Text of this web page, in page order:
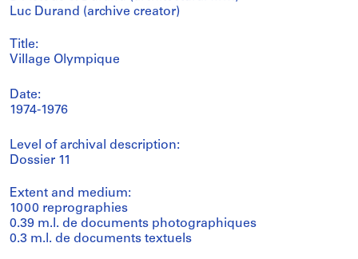
Luc Durand (archive creator)
Title:
Village Olympique
Date:
1974-1976
Level of archival description:
Dossier 11
Extent and medium:
1000 reprographies
0.39 m.l. de documents photographiques
0.3 m.l. de documents textuels